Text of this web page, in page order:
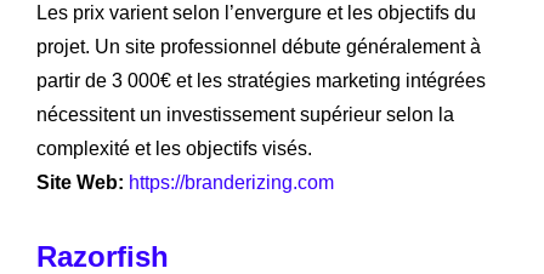
Les prix varient selon l’envergure et les objectifs du
projet. Un site professionnel débute généralement à
partir de 3 000€ et les stratégies marketing intégrées
nécessitent un investissement supérieur selon la
complexité et les objectifs visés.
Site Web: https://branderizing.com
Razorfish